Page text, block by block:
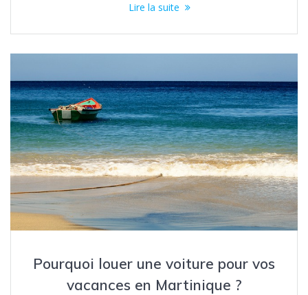
Lire la suite
Pourquoi louer une voiture pour vos
vacances en Martinique ?